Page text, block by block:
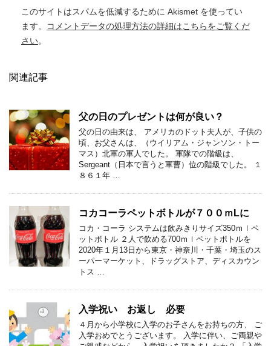
このサイトはスパムを低減するために Akismet を使ってい
ます。
コメントデータの処理方法の詳細はこちらをご覧くだ
さい。
関連記事
父の日のプレゼントは何が良い？
父の日の由来は、 アメリカのドット夫人が、子供の
頃、お父さんは、（ウイリアム・ジャンソン・トー
マス）北軍の軍人でした。 軍隊での階級は、
Sergeant（日本で言うと軍曹）位の階級でした。 １
８６１年 …
コカコーラペットボトルが７００ｍLに
コカ・コーラ システムは飲みきりサイズ350ｍｌペ
ットボトル ２人で飲める700ｍｌペットボトルを
2020年１月13日から東京・神奈川・千葉・埼玉のス
ーパーマーケット、ドラッグストア、ディスカウン
トス …
入学祝い お返し 必要
４月から小学校に入学のお子さんをお持ちの方、 ご
入学おめでとうございます。 入学に伴い、ご両親や